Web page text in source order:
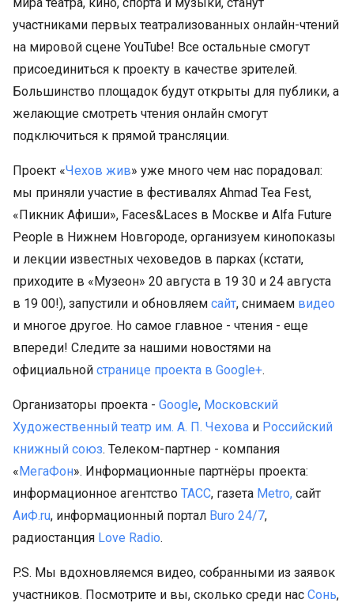
участниками первых театрализованных онлайн-чтений
на мировой сцене YouTube! Все остальные смогут
присоединиться к проекту в качестве зрителей.
Большинство площадок будут открыты для публики, а
желающие смотреть чтения онлайн смогут
подключиться к прямой трансляции.
Проект «Чехов жив» уже много чем нас порадовал:
мы приняли участие в фестивалях Ahmad Tea Fest,
«Пикник Афиши», Faces&Laces в Москве и Alfa Future
People в Нижнем Новгороде, организуем кинопоказы
и лекции известных чеховедов в парках (кстати,
приходите в «Музеон» 20 августа в 19 30 и 24 августа
в 19 00!), запустили и обновляем сайт, снимаем видео
и многое другое. Но самое главное - чтения - еще
впереди! Следите за нашими новостями на
официальной странице проекта в Google+.
Организаторы проекта - Google, Московский
Художественный театр им. А. П. Чехова и Российский
книжный союз. Телеком-партнер - компания
«МегаФон». Информационные партнёры проекта:
информационное агентство ТАСС, газета Metro, сайт
АиФ.ru, информационный портал Buro 24/7,
радиостанция Love Radio.
P.S. Мы вдохновляемся видео, собранными из заявок
участников. Посмотрите и вы, сколько среди нас Сонь,